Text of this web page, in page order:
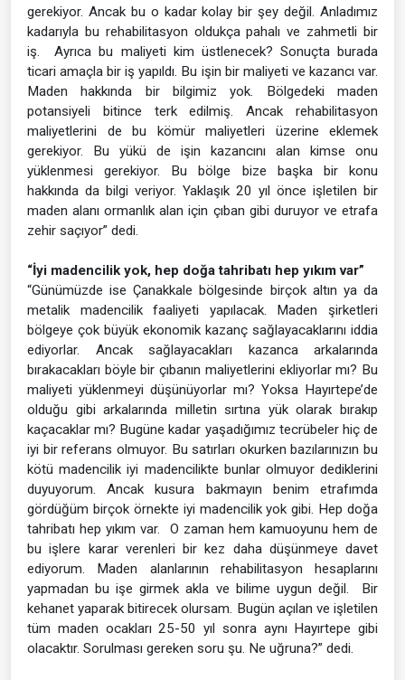
gerekiyor. Ancak bu o kadar kolay bir şey değil. Anladımız
kadarıyla bu rehabilitasyon oldukça pahalı ve zahmetli bir
iş. Ayrıca bu maliyeti kim üstlenecek? Sonuçta burada
ticari amaçla bir iş yapıldı. Bu işin bir maliyeti ve kazancı var.
Maden hakkında bir bilgimiz yok. Bölgedeki maden
potansiyeli bitince terk edilmiş. Ancak rehabilitasyon
maliyetlerini de bu kömür maliyetleri üzerine eklemek
gerekiyor. Bu yükü de işin kazancını alan kimse onu
yüklenmesi gerekiyor. Bu bölge bize başka bir konu
hakkında da bilgi veriyor. Yaklaşık 20 yıl önce işletilen bir
maden alanı ormanlık alan için çıban gibi duruyor ve etrafa
zehir saçıyor” dedi.
“İyi madencilik yok, hep doğa tahribatı hep yıkım var”
“Günümüzde ise Çanakkale bölgesinde birçok altın ya da
metalik madencilik faaliyeti yapılacak. Maden şirketleri
bölgeye çok büyük ekonomik kazanç sağlayacaklarını iddia
ediyorlar. Ancak sağlayacakları kazanca arkalarında
bırakacakları böyle bir çıbanın maliyetlerini ekliyorlar mı? Bu
maliyeti yüklenmeyi düşünüyorlar mı? Yoksa Hayırtepe’de
olduğu gibi arkalarında milletin sırtına yük olarak bırakıp
kaçacaklar mı? Bugüne kadar yaşadığımız tecrübeler hiç de
iyi bir referans olmuyor. Bu satırları okurken bazılarınızın bu
kötü madencilik iyi madencilikte bunlar olmuyor dediklerini
duyuyorum. Ancak kusura bakmayın benim etrafımda
gördüğüm birçok örnekte iyi madencilik yok gibi. Hep doğa
tahribatı hep yıkım var. O zaman hem kamuoyunu hem de
bu işlere karar verenleri bir kez daha düşünmeye davet
ediyorum. Maden alanlarının rehabilitasyon hesaplarını
yapmadan bu işe girmek akla ve bilime uygun değil. Bir
kehanet yaparak bitirecek olursam. Bugün açılan ve işletilen
tüm maden ocakları 25-50 yıl sonra aynı Hayırtepe gibi
olacaktır. Sorulması gereken soru şu. Ne uğruna?” dedi.